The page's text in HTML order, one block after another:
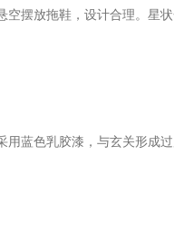
摆放拖鞋，设计合理。星
用蓝色乳胶漆，与玄关形成